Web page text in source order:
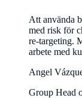
Att använda
med risk för
re-targeting.
arbete med
Angel
Group Head